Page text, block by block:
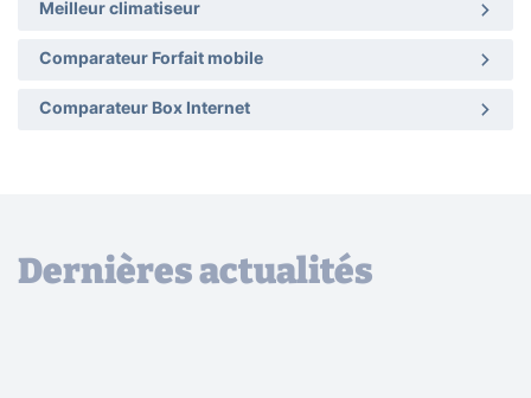
Meilleur climatiseur
Comparateur Forfait mobile
Comparateur Box Internet
Dernières actualités